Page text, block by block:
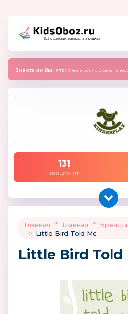
Всё о детских товарах и игрушках
Знаете ли Вы, что: Уже можно скачать новый
131
канцпоинт
Главная > Главная >
Бренды
>
Little Bird Told Me
Little Bird Told